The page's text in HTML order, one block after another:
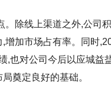
除线上渠道之外,公司
加市场占有率。同时
,也对公司今后以应城
奠定良好的基础。